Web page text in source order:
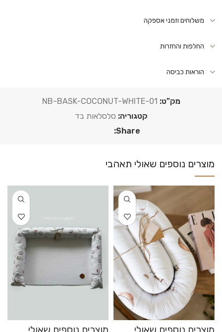
משלוחים וזמני אספקה
החלפות והחזרות
הוראות כביסה
מק"ט: NB-BASK-COCONUT-WHITE-01
קטגוריה: סלסלאות בד
Share: